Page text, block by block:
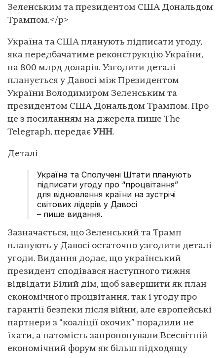
Зеленським та президентом США Дональдом
Трампом.</p>
Україна та США планують підписати угоду,
яка передбачатиме реконструкцію України,
на 800 млрд доларів. Узгодити деталі
планується у Давосі між Президентом
України Володимиром Зеленським та
президентом США Дональдом Трампом. Про
це з посиланням на джерела пише The
Telegraph, передає УНН.
Деталі
Україна та Сполучені Штати планують
підписати угоду про “процвітання”
для відновлення країни на зустрічі
світових лідерів у Давосі
– пише видання.
Зазначається, що Зеленський та Трамп
планують у Давосі остаточно узгодити деталі
угоди. Видання додає, що український
президент сподівався наступного тижня
відвідати Білий дім, щоб завершити як план
економічного процвітання, так і угоду про
гарантії безпеки після війни, але європейські
партнери з “коаліції охочих” порадили не
їхати, а натомість запропонували Всесвітній
економічний форум як більш підходящу